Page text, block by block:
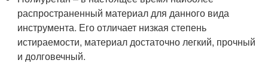
распространенный материал для данного вида
инструмента. Его отличает низкая степень
истираемости, материал достаточно легкий, прочный
и долговечный.